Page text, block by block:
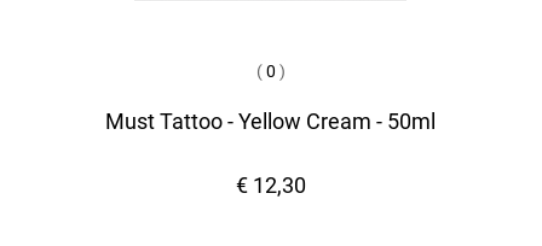
(0 )
Must Tattoo - Yellow Cream - 50ml
€ 12,30